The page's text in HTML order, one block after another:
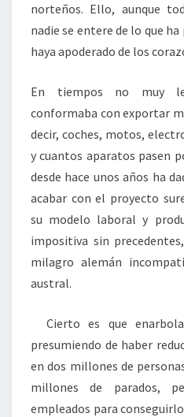
norteños. Ello, aunque
nadie se entere de lo que
haya apoderado de los
En tiempos no muy
conformaba con exportar
decir, coches, motos,
y cuantos aparatos pasen
desde hace unos años ha
acabar con el proyecto
su modelo laboral y
impositiva sin
milagro alemán
austral.
Cierto es que
presumiendo de haber
en dos millones de
millones de parados,
empleados para